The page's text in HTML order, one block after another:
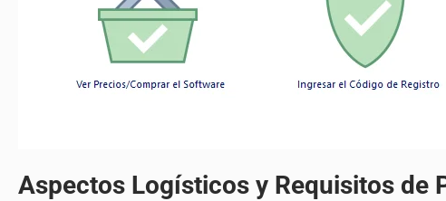
Aspectos Logísticos y Requisitos de